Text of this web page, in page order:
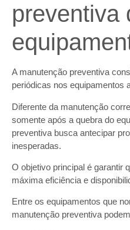
preventiva
A manutenção preventiva
periódicas nos equipamentos
Diferente da manutenção
somente após a quebra do
preventiva busca antecipar
inesperadas.
O objetivo principal é garantir
máxima eficiência e
Entre os equipamentos que
manutenção preventiva